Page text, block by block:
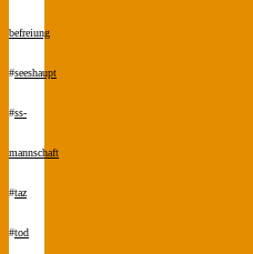
befreiung
#seeshaupt
#ss-
mannschaft
#taz
#tod